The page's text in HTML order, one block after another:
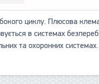
циклу. Плюсова
в системах
та охоронних системах.